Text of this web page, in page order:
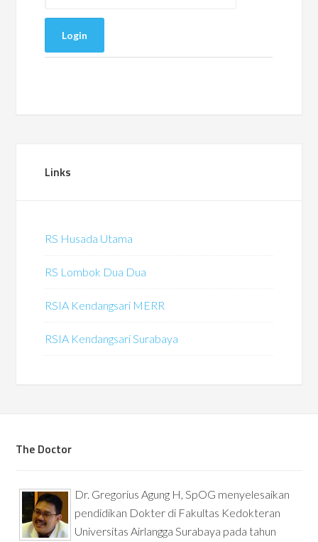
Links
RS Husada Utama
RS Lombok Dua Dua
RSIA Kendangsari MERR
RSIA Kendangsari Surabaya
The Doctor
Dr. Gregorius Agung H, SpOG menyelesaikan
pendidikan Dokter di Fakultas Kedokteran
Universitas Airlangga Surabaya pada tahun